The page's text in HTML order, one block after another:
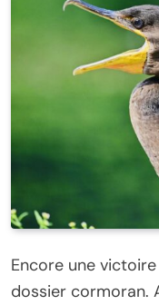
Encore une
dossier cormoran.